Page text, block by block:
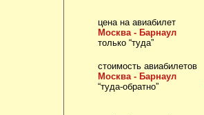
цена на авиабилет
Москва - Барнаул
только “туда”
стоимость авиабилетов
Москва - Барнаул
“туда-обратно”